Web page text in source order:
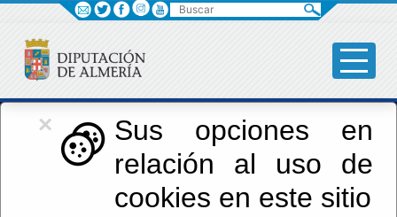
×
Sus opciones en
relación al uso de
cookies en este sitio
Iniciativas Europeas
Europedirectalmeria
Buscar